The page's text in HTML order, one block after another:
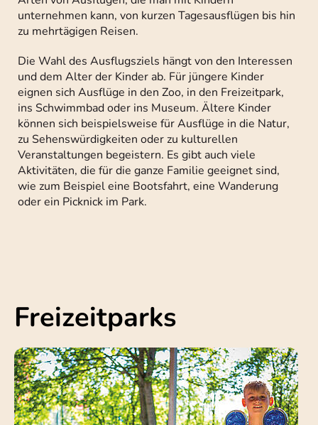
unternehmen kann, von kurzen Tagesausflügen bis hin
zu mehrtägigen Reisen.
Die Wahl des Ausflugsziels hängt von den Interessen
und dem Alter der Kinder ab. Für jüngere Kinder
eignen sich Ausflüge in den Zoo, in den Freizeitpark,
ins Schwimmbad oder ins Museum. Ältere Kinder
können sich beispielsweise für Ausflüge in die Natur,
zu Sehenswürdigkeiten oder zu kulturellen
Veranstaltungen begeistern. Es gibt auch viele
Aktivitäten, die für die ganze Familie geeignet sind,
wie zum Beispiel eine Bootsfahrt, eine Wanderung
oder ein Picknick im Park.
Freizeitparks